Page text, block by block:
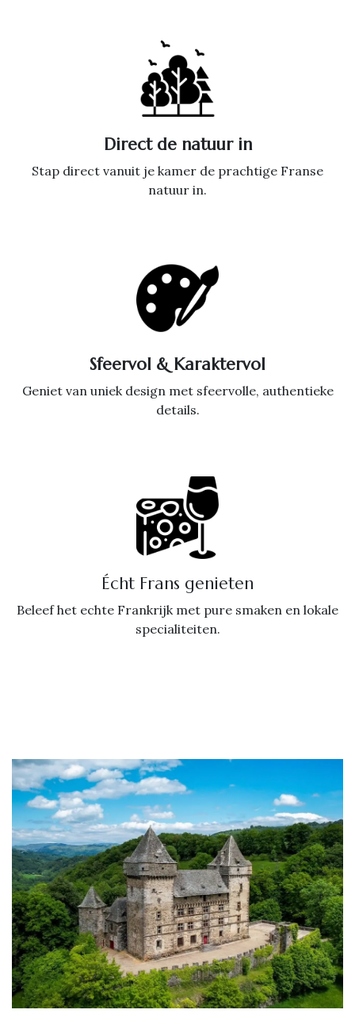
Direct de natuur in
Stap direct vanuit je kamer de prachtige Franse
natuur in.
Sfeervol & Karaktervol
Geniet van uniek design met sfeervolle, authentieke
details.
Écht Frans genieten
Beleef het echte Frankrijk met pure smaken en lokale
specialiteiten.